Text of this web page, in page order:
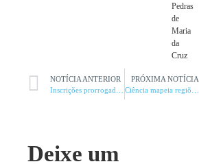
Pedras
de
Maria
da
Cruz
NOTÍCIA ANTERIOR
PRÓXIMA NOTÍCIA
Deixe um